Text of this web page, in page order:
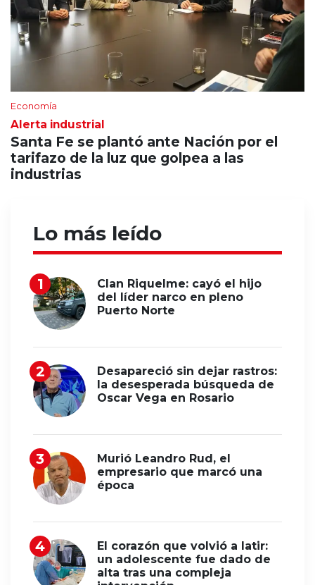
Economía
Alerta industrial
Santa Fe se plantó ante Nación por el
tarifazo de la luz que golpea a las
industrias
Lo más leído
Clan Riquelme: cayó el hijo
del líder narco en pleno
Puerto Norte
Desapareció sin dejar rastros:
la desesperada búsqueda de
Oscar Vega en Rosario
Murió Leandro Rud, el
empresario que marcó una
época
El corazón que volvió a latir:
un adolescente fue dado de
alta tras una compleja